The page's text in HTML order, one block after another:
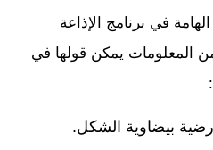
في برنامج الإذاعة
المعلومات يمكن قولها في
بيضاوية الشكل.